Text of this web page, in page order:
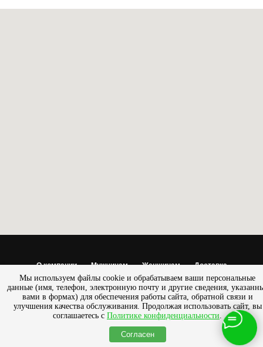
О компании Мужчинам Женщинам
Доставка
Обмен/возврат
© 2013 - 2025 Салон — магазин «ПРЕСТИЖ» | Разработано
SemanticaLab
Мы используем файлы cookie и обрабатываем ваши персональные
данные (имя, телефон, электронную почту и другие сведения,
вами в формах) для обеспечения работы сайта, обратной связи и
улучшения качества обслуживания. Продолжая использовать сайт, вы
соглашаетесь с Политике конфиденциальности.
Согласен